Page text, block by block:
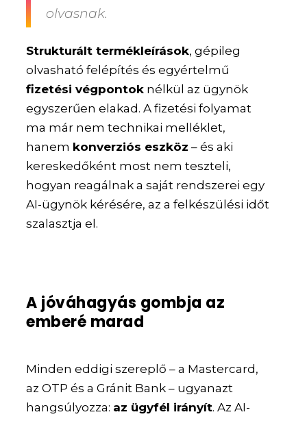
olvasnak.
Strukturált termékleírások, gépileg
olvasható felépítés és egyértelmű
fizetési végpontok nélkül az ügynök
egyszerűen elakad. A fizetési folyamat
ma már nem technikai melléklet,
hanem konverziós eszköz – és aki
kereskedőként most nem teszteli,
hogyan reagálnak a saját rendszerei egy
AI-ügynök kérésére, az a felkészülési időt
szalasztja el.
A jóváhagyás gombja az
emberé marad
Minden eddigi szereplő – a Mastercard,
az OTP és a Gránit Bank – ugyanazt
hangsúlyozza: az ügyfél irányít. Az AI-